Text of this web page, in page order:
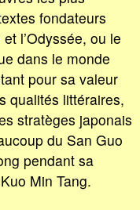
fondateurs
l’Odyssée, ou le
dans le monde
pour sa valeur
qualités littéraires,
stratèges japonais
du San Guo
pendant sa
Min Tang.